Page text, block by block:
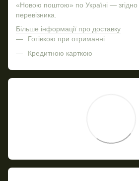
«Новою поштою» по Україні —
перевізника.
Більше інформації про доставку
Готівкою при отриманні
Кредитною карткою